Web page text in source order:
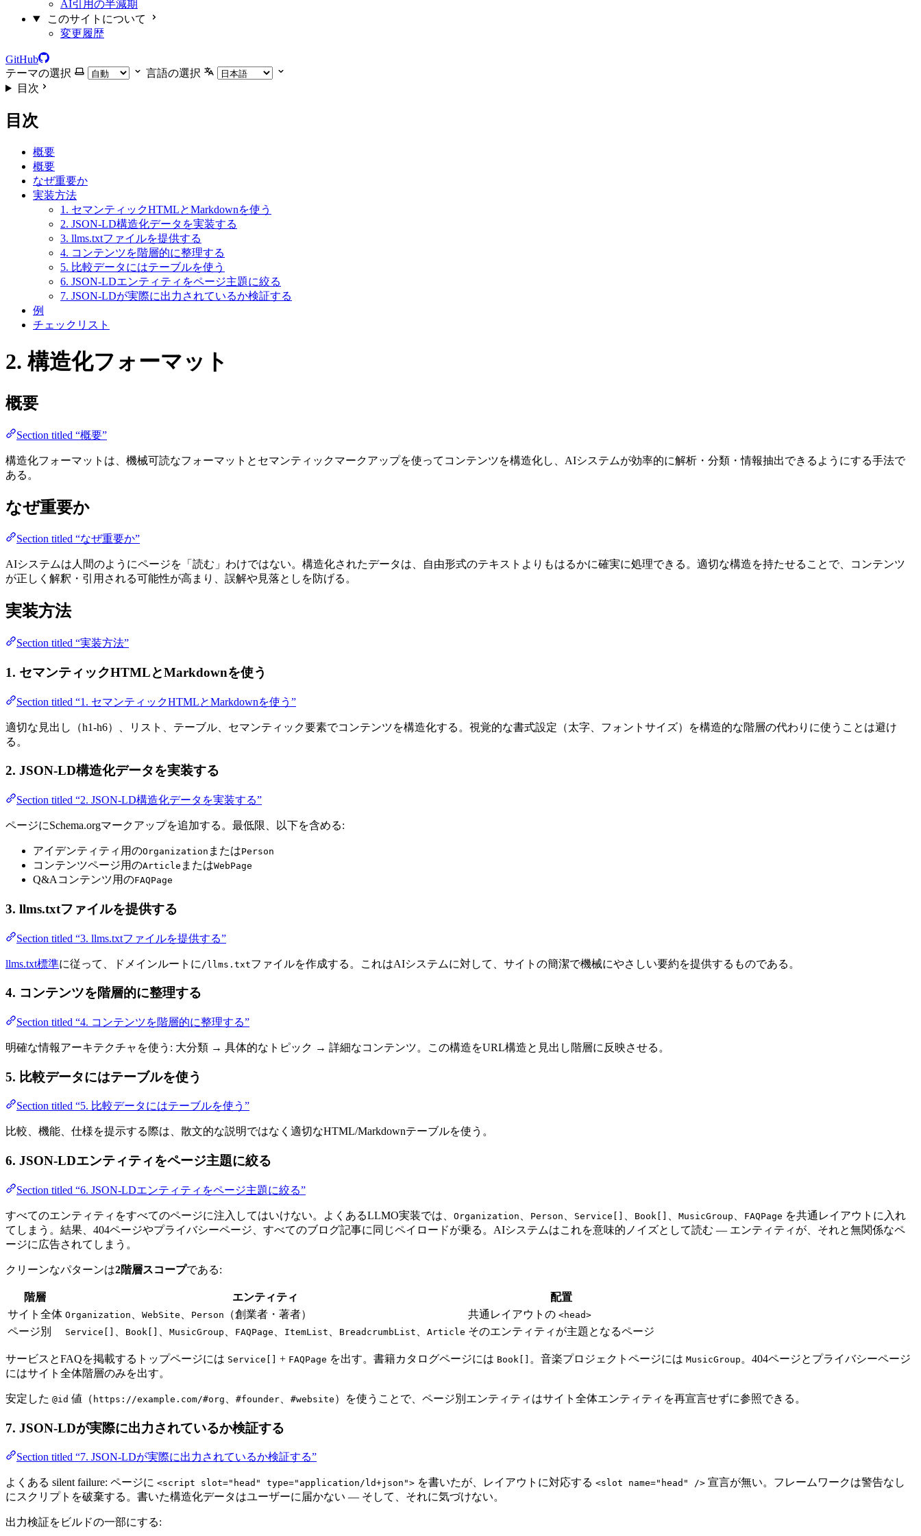
AI引用の半減期
このサイトについて
変更履歴
GitHub
テーマの選択
言語の選択
目次
目次
概要
概要
なぜ重要か
実装方法
1. セマンティックHTMLとMarkdownを使う
2. JSON-LD構造化データを実装する
3. llms.txtファイルを提供する
4. コンテンツを階層的に整理する
5. 比較データにはテーブルを使う
6. JSON-LDエンティティをページ主題に絞る
7. JSON-LDが実際に出力されているか検証する
例
チェックリスト
2. 構造化フォーマット
概要
Section titled “概要”
構造化フォーマットは、機械可読なフォーマットとセマンティックマークアップを使ってコンテンツを構造化し、AIシステムが効率的に解析・分類・情報抽出できるようにする手法で
ある。
なぜ重要か
Section titled “なぜ重要か”
AIシステムは人間のようにページを「読む」わけではない。構造化されたデータは、自由形式のテキストよりもはるかに確実に処理できる。適切な構造を持たせることで、コンテンツ
が正しく解釈・引用される可能性が高まり、誤解や見落としを防げる。
実装方法
Section titled “実装方法”
1. セマンティックHTMLとMarkdownを使う
Section titled “1. セマンティックHTMLとMarkdownを使う”
適切な見出し（h1-h6）、リスト、テーブル、セマンティック要素でコンテンツを構造化する。視覚的な書式設定（太字、フォントサイズ）を構造的な階層の代わりに使うことは避け
る。
2. JSON-LD構造化データを実装する
Section titled “2. JSON-LD構造化データを実装する”
ページにSchema.orgマークアップを追加する。最低限、以下を含める:
アイデンティティ用のOrganization またはPerson
コンテンツページ用のArticle またはWebPage
Q&Aコンテンツ用のFAQPage
3. llms.txtファイルを提供する
Section titled “3. llms.txtファイルを提供する”
llms.txt標準に従って、ドメインルートに /llms.txtファイルを作成する。これはAIシステムに対して、サイトの簡潔で機械にやさしい要約を提供するものである。
4. コンテンツを階層的に整理する
Section titled “4. コンテンツを階層的に整理する”
明確な情報アーキテクチャを使う: 大分類 → 具体的なトピック → 詳細なコンテンツ。この構造をURL構造と見出し階層に反映させる。
5. 比較データにはテーブルを使う
Section titled “5. 比較データにはテーブルを使う”
比較、機能、仕様を提示する際は、散文的な説明ではなく適切なHTML/Markdownテーブルを使う。
6. JSON-LDエンティティをページ主題に絞る
Section titled “6. JSON-LDエンティティをページ主題に絞る”
すべてのエンティティをすべてのページに注入してはいけない。よくあるLLMO実装では、 Organization Person Service[] Book[] MusicGroup FAQPage を共通レイアウトに入れ
てしまう。結果、404ページやプライバシーページ、すべてのブログ記事に同じペイロードが乗る。AIシステムはこれを意味的ノイズとして読む — エンティティが、それと無関係なペ
ージに広告されてしまう。
クリーンなパターンは2階層スコープである:
階層 エンティティ
配置
サイト全体 Organization WebSite Person （創業者・著者） 共通レイアウトの <head>
ページ別 Service[] Book[] MusicGroup FAQPage ItemList BreadcrumbList Article そのエンティティが主題となるページ
サービスとFAQを掲載するトップページには Service[] + FAQPage を出す。書籍カタログページには Book[] 。音楽プロジェクトページには MusicGroup 。404ページとプライバシーページ
にはサイト全体階層のみを出す。
安定した @id 値（ https://example.com/#org #founder #website ）を使うことで、ページ別エンティティはサイト全体エンティティを再宣言せずに参照できる。
7. JSON-LDが実際に出力されているか検証する
Section titled “7. JSON-LDが実際に出力されているか検証する”
よくある silent failure: ページに <script slot="head" type="application/ld+json"> を書いたが、レイアウトに対応する <slot name="head" /> 宣言が無い。フレームワークは警告なし
にスクリプトを破棄する。書いた構造化データはユーザーに届かない — そして、それに気づけない。
出力検証をビルドの一部にする: